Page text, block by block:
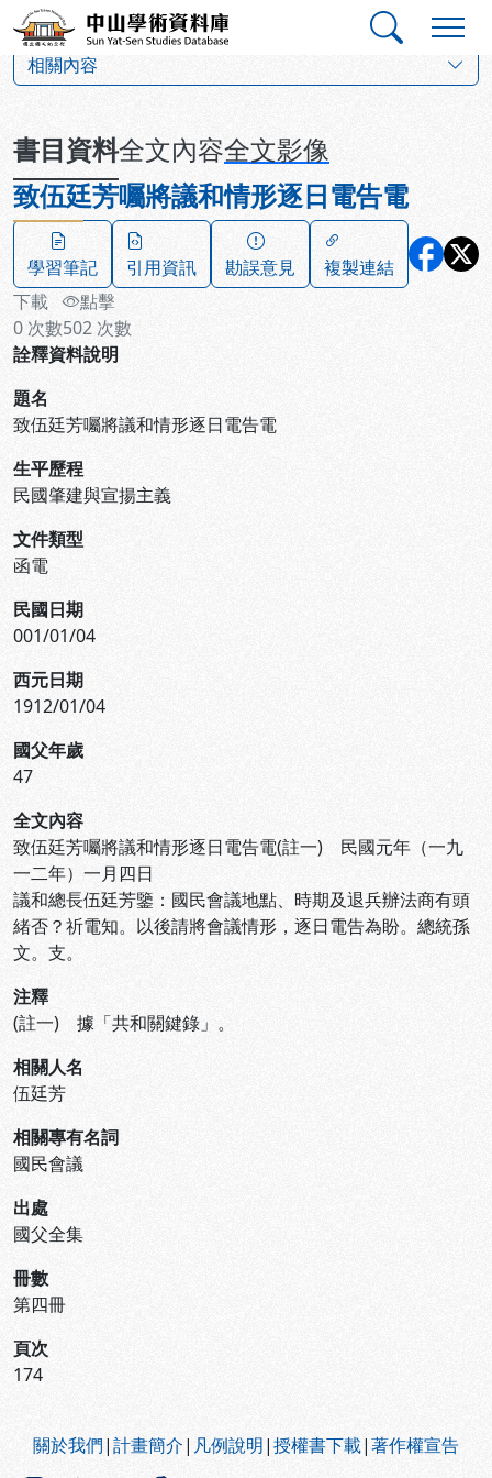
跳到主要內容
中山學術資料庫
相關內容
書目資料全文內容全文影像
致伍廷芳囑將議和情形逐日電告電
學習筆記 引用資訊 勘誤意見
複製連結
下載
0 次數
點擊
502 次數
詮釋資料說明
題名
致伍廷芳囑將議和情形逐日電告電
生平歷程
民國肇建與宣揚主義
文件類型
函電
民國日期
001/01/04
西元日期
1912/01/04
國父年歲
47
全文內容
致伍廷芳囑將議和情形逐日電告電(註一) 民國元年（一九
一二年）一月四日
議和總長伍廷芳鑒：國民會議地點、時期及退兵辦法商有頭
緒否？祈電知。以後請將會議情形，逐日電告為盼。總統孫
文。支。
注釋
(註一) 據「共和關鍵錄」。
相關人名
伍廷芳
相關專有名詞
國民會議
出處
國父全集
冊數
第四冊
頁次
174
關於我們|計畫簡介| 凡例說明|授權書下載|著作權宣告